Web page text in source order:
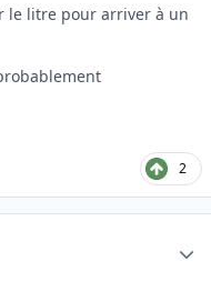
le litre pour arriver à un
2